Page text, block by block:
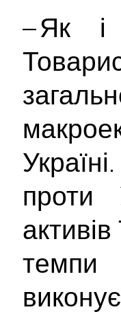
– Як і
проти
темпи